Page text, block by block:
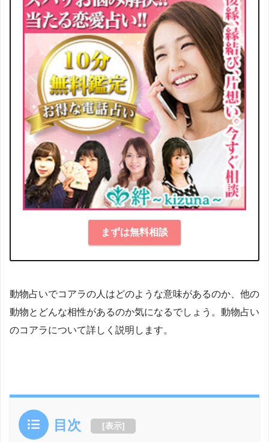
まずは無料相談
動物占いでコアラの人はどのような意味があるのか、他の
動物とどんな相性があるのか気になるでしょう。動物占い
のコアラについて詳しく説明します。
目次 [表示]